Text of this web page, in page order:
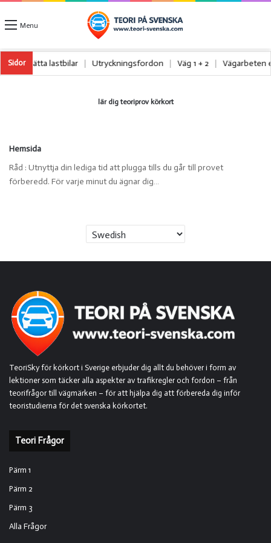
Menu
Sidoroch lätta lastbilar Utryckningsfordon Väg 1 + 2
lär dig teoriprov körkort
Hemsida
Råd : Utnyttja din lediga tid att plugga tills du går till provet
förberedd. För varje minut du ägnar dig…
TeoriSky för körkort i Sverige erbjuder dig allt du behöver i form av
lektioner som täcker alla aspekter av trafikregler och fordon – från
teorifrågor till vägmärken – för att hjälpa dig att förbereda dig inför
teoristudierna för det svenska körkortet.
Teori Frågor
Pärm 1
Pärm 2
Pärm 3
Alla Frågor